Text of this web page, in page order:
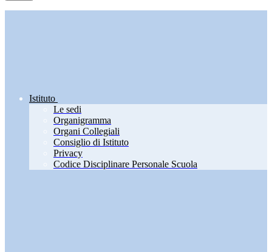
Istituto
Le sedi
Organigramma
Organi Collegiali
Consiglio di Istituto
Privacy
Codice Disciplinare Personale Scuola